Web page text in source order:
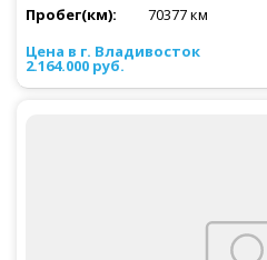
70377 км
2.164.000 руб.